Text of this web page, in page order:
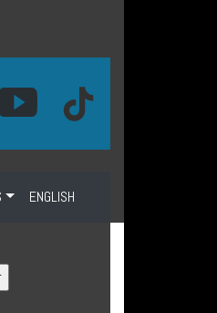
ENGLISH